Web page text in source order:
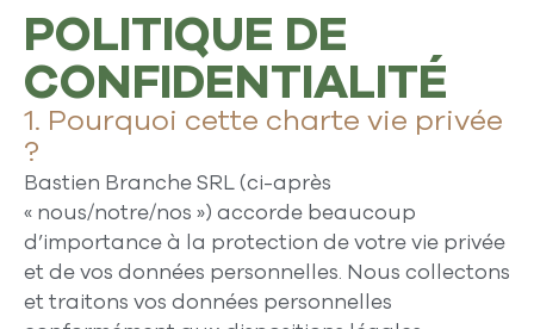
POLITIQUE DE
CONFIDENTIALITÉ
1. Pourquoi cette charte vie privée
?
Bastien Branche SRL (ci-après
« nous/notre/nos ») accorde beaucoup
d’importance à la protection de votre vie privée
et de vos données personnelles. Nous collectons
et traitons vos données personnelles